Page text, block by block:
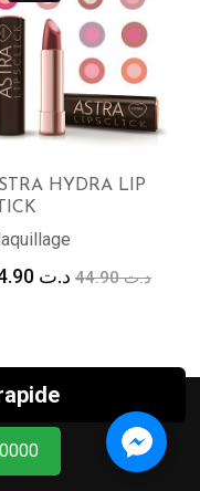
HYDRA LIP
د.ت44.90
Le د.ت